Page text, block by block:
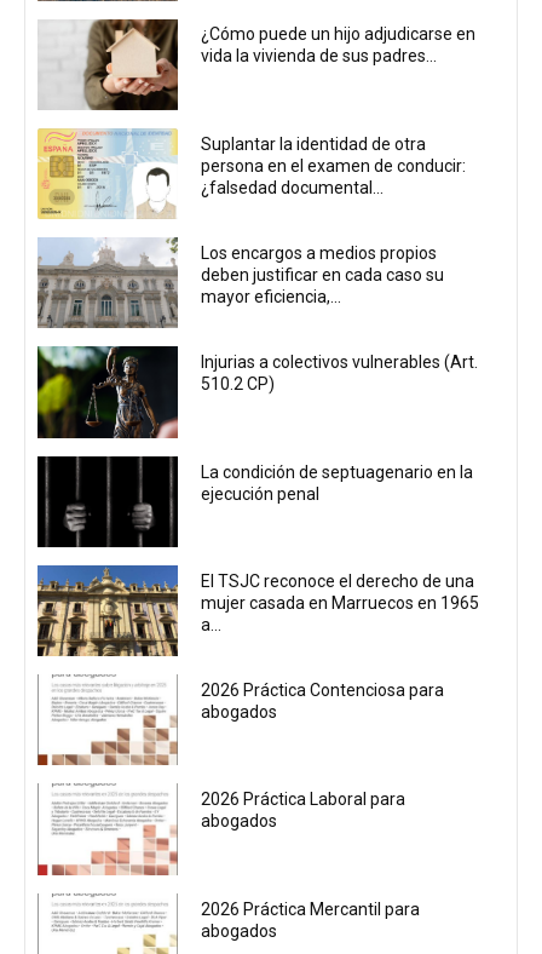
¿Cómo puede un hijo adjudicarse en
vida la vivienda de sus padres...
Suplantar la identidad de otra
persona en el examen de conducir:
¿falsedad documental...
Los encargos a medios propios
deben justificar en cada caso su
mayor eficiencia,...
Injurias a colectivos vulnerables (Art.
510.2 CP)
La condición de septuagenario en la
ejecución penal
El TSJC reconoce el derecho de una
mujer casada en Marruecos en 1965
a...
2026 Práctica Contenciosa para
abogados
2026 Práctica Laboral para
abogados
2026 Práctica Mercantil para
abogados